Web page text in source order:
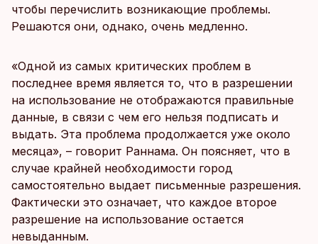
чтобы перечислить возникающие проблемы.
Решаются они, однако, очень медленно.
«Одной из самых критических проблем в
последнее время является то, что в разрешении
на использование не отображаются правильные
данные, в связи с чем его нельзя подписать и
выдать. Эта проблема продолжается уже около
месяца», – говорит Раннама. Он поясняет, что в
случае крайней необходимости город
самостоятельно выдает письменные разрешения.
Фактически это означает, что каждое второе
разрешение на использование остается
невыданным.